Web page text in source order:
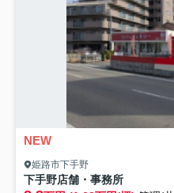
NEW
姫路市下手野
下手野店舗・事務所